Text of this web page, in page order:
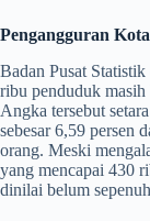
Pengangguran
Badan Pusat
ribu penduduk masih
Angka tersebut
sebesar 6,59 persen
orang. Meski
yang mencapai 430
dinilai belum